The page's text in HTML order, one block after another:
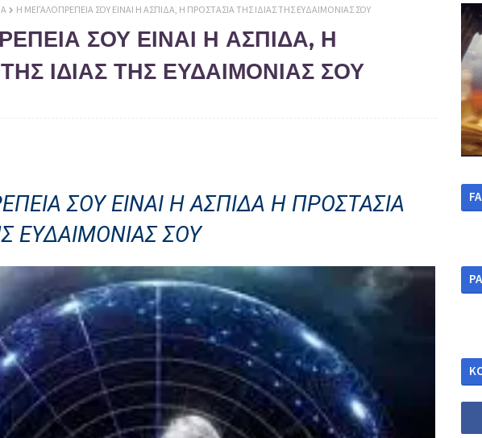
Η ΜΕΓΑΛΟΠΡΕΠΕΙΑ ΣΟΥ ΕΙΝΑΙ Η ΑΣΠΙΔΑ, Η ΠΡΟΣΤΑΣΙΑ ΤΗΣ ΙΔΙΑΣ ΤΗΣ ΕΥΔΑΙΜΟΝΙΑΣ ΣΟΥ
ΣΟΥ ΕΙΝΑΙ Η ΑΣΠΙΔΑ, Η
ΙΔΙΑΣ ΤΗΣ ΕΥΔΑΙΜΟΝΙΑΣ ΣΟΥ
ΣΟΥ ΕΙΝΑΙ Η ΑΣΠΙΔΑ Η ΠΡΟΣΤΑΣΙΑ
ΕΥΔΑΙΜΟΝΙΑΣ ΣΟΥ